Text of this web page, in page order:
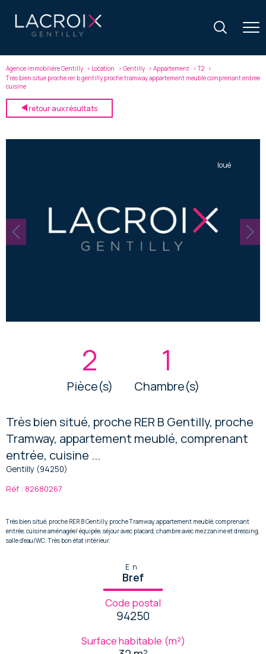
Agence immobilière Gentilly Location Gentilly Appartement
T2
Tres bien situe proche rer b gentilly proche tramway appartement meuble comprenant entree
cuisine
retour aux résultats
loué
2
Pièce(s)
1
Chambre(s)
Très bien situé, proche RER B Gentilly, proche
Tramway, appartement meublé, comprenant
entrée, cuisine ...
Gentilly (94250)
Réf : 82680267
Très bien situé, proche RER B Gentilly, proche Tramway, appartement meublé, comprenant
entrée, cuisine aménagée/ équipée, séjour avec placard, chambre avec mezzanine et dressing,
salle d'eau/WC. Très bon état intérieur.
En
Bref
Code postal
94250
Surface habitable (m²)